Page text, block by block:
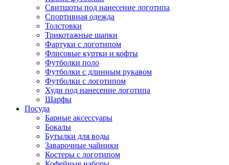
Свитшоты под нанесение логотипа
Спортивная одежда
Толстовки
Трикотажные шапки
Фартуки с логотипом
Флисовые куртки и кофты
Футболки поло
Футболки с длинным рукавом
Футболки с логотипом
Худи под нанесение логотипа
Шарфы
Посуда
Барные аксессуары
Бокалы
Бутылки для воды
Заварочные чайники
Костеры с логотипом